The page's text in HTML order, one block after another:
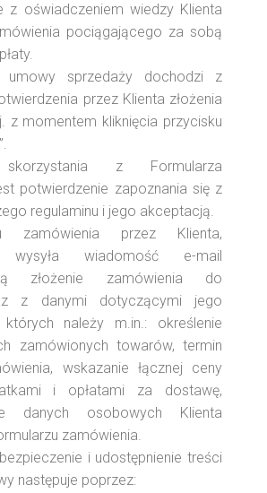
z oświadczeniem wiedzy Klienta
pociągającego za sobą
umowy sprzedaży dochodzi z
przez Klienta złożenia
z momentem kliknięcia przycisku
skorzystania z Formularza
potwierdzenie zapoznania się z
regulaminu i jego akceptacją.
zamówienia przez Klienta,
wysyła wiadomość e-mail
złożenie zamówienia do
z danymi dotyczącymi jego
należy m.in.: określenie
zamówionych towarów, termin
wskazanie łącznej ceny
i opłatami za dostawę,
danych osobowych Klienta
zamówienia.
i udostępnienie treści
następuje poprzez: